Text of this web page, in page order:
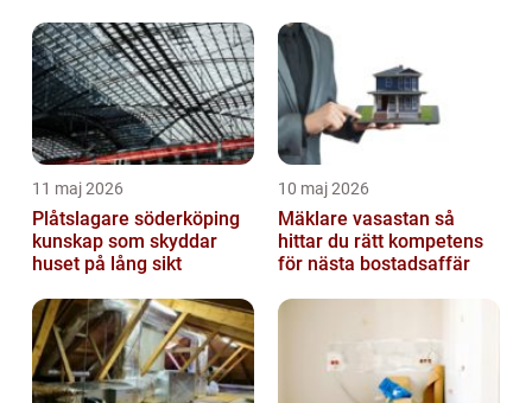
11 maj 2026
Plåtslagare söderköping
kunskap som skyddar
huset på lång sikt
10 maj 2026
Mäklare vasastan så
hittar du rätt kompetens
för nästa bostadsaffär